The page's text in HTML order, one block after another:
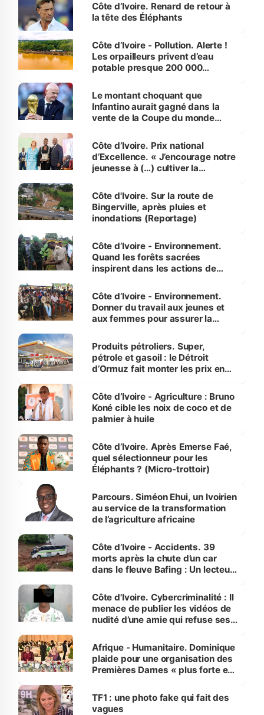
Côte d’Ivoire. Renard de retour à
la tête des Éléphants
Côte d’Ivoire - Pollution. Alerte !
Les orpailleurs privent d’eau
potable presque 200 000
Le montant choquant que
Infantino aurait gagné dans la
vente de la Coupe du monde
Côte d’Ivoire. Prix national
d’Excellence. « J’encourage notre
jeunesse à (…) cultiver la
(Alassane Ouattara
Côte d'Ivoire. Sur la route de
Bingerville, après pluies et
inondations (Reportage)
Côte d’Ivoire - Environnement.
Quand les forêts sacrées
inspirent dans les actions de
Côte d’Ivoire - Environnement.
Donner du travail aux jeunes et
aux femmes pour assurer la
menacées
Produits pétroliers. Super,
pétrole et gasoil : le Détroit
d’Ormuz fait monter les prix en
Côte d’Ivoire - Agriculture : Bruno
Koné cible les noix de coco et de
palmier à huile
Côte d’Ivoire. Après Emerse Faé,
quel sélectionneur pour les
Éléphants ? (Micro-trottoir)
Parcours. Siméon Ehui, un Ivoirien
au service de la transformation
de l’agriculture africaine
Côte d’Ivoire - Accidents. 39
morts après la chute d’un car
dans le fleuve Bafing : Un lecteur
des Transports
Côte d'Ivoire. Cybercriminalité : Il
menace de publier les vidéos de
nudité d’une amie qui refuse ses
Afrique - Humanitaire. Dominique
plaide pour une organisation des
Premières Dames « plus forte et
sur la scène internationale »
TF1 : une photo fake qui fait des
vagues